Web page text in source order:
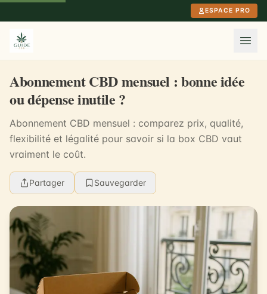
ESPACE PRO
Abonnement CBD mensuel : bonne idée
ou dépense inutile ?
Abonnement CBD mensuel : comparez prix, qualité,
flexibilité et légalité pour savoir si la box CBD vaut
vraiment le coût.
Partager Sauvegarder